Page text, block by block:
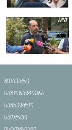
მთავარი
საზოგადოება
სამხედრო
სპორტი